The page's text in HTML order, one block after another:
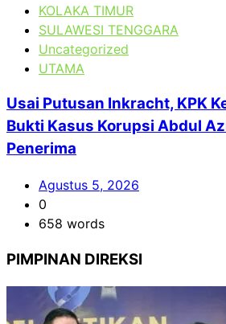
KOLAKA TIMUR
SULAWESI TENGGARA
Uncategorized
UTAMA
Usai Putusan Inkracht, KPK
Bukti Kasus Korupsi Abdul
Penerima
Agustus 5, 2026
0
658 words
PIMPINAN DIREKSI